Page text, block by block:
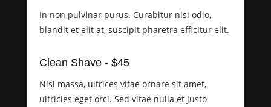
In non pulvinar purus. Curabitur nisi odio,
blandit et elit at, suscipit pharetra efficitur elit.
Clean Shave - $45
Nisl massa, ultrices vitae ornare sit amet,
ultricies eget orci. Sed vitae nulla et justo